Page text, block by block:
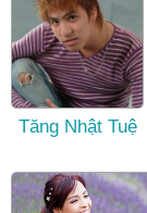
Tăng Nhật Tuệ